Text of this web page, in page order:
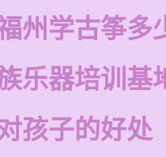
州学古筝多
乐器培训基
孩子的好处